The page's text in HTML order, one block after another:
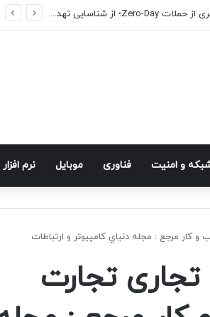
روش‌های جلوگیری از حملات Zero-Day؛ از شناسایی تهدید تا کاهش ریسک
و امنيت فناوری موبايل نرم افزار
کار مرجع : مجله دنياي كامپيوتر و ارتباطات
تجارت